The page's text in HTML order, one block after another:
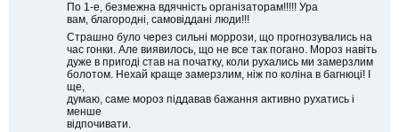
По 1-е, безмежна вдячність організаторам!!!!! Ура
вам, благородні, самовіддані люди!!!
Страшно було через сильні моррози, що прогнозувались на
час гонки. Але виявилось, що не все так погано. Мороз навіть
дуже в пригоді став на початку, коли рухались ми замерзлим
болотом. Нехай краще замерзлим, ніж по коліна в багнюці! І
ще,
думаю, саме мороз піддавав бажання активно рухатись і
менше
відпочивати.